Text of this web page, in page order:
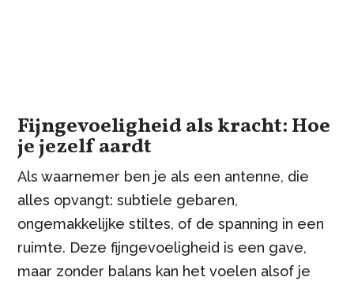
Fijngevoeligheid als kracht: Hoe
je jezelf aardt
Als waarnemer ben je als een antenne, die
alles opvangt: subtiele gebaren,
ongemakkelijke stiltes, of de spanning in een
ruimte. Deze fijngevoeligheid is een gave,
maar zonder balans kan het voelen alsof je